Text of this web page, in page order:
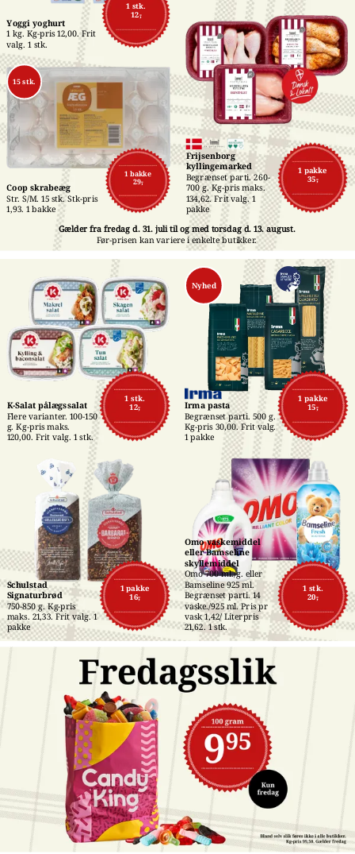
1 pakke
35,-
Frijsenborg
kyllingemarked
Begrænset parti. 260-
700 g. Kg-pris maks.
134,62. Frit valg. 1
pakke
Gælder fra fredag d. 31. juli til og med torsdag d. 13. august.
Før-prisen kan variere i enkelte butikker.
1 bakke
29,-
15 stk.
Coop skrabeæg
Str. S/M. 15 stk. Stk-pris
1,93. 1 bakke
1 stk.
12,-
Yoggi yoghurt
1 kg. Kg-pris 12,00. Frit
valg. 1 stk.
1 pakke
16,-
Schulstad
Signaturbrød
750-850 g. Kg-pris
maks. 21,33. Frit valg. 1
pakke
1 stk.
20,-
Omo vaskemiddel
eller Bamseline
skyllemiddel
Omo 700 ml./g. eller
Bamseline 925 ml.
Begrænset parti. 14
vaske./925 ml. Pris pr
vask 1,42/ Literpris
21,62. 1 stk.
1 stk.
12,-
K-Salat pålægssalat
Flere varianter. 100-150
g. Kg-pris maks.
120,00. Frit valg. 1 stk.
1 pakke
15,-
Nyhed
Irma pasta
Begrænset parti. 500 g.
Kg-pris 30,00. Frit valg.
1 pakke